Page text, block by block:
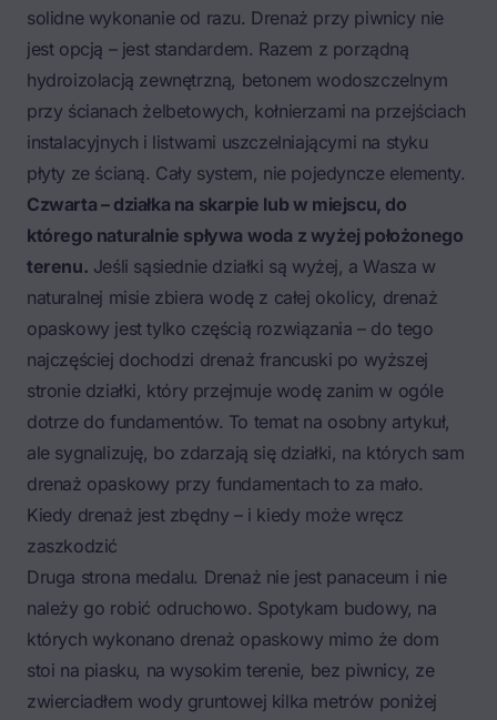
solidne wykonanie od razu. Drenaż przy piwnicy nie
jest opcją – jest standardem. Razem z porządną
hydroizolacją zewnętrzną, betonem wodoszczelnym
przy ścianach żelbetowych, kołnierzami na przejściach
instalacyjnych i listwami uszczelniającymi na styku
płyty ze ścianą. Cały system, nie pojedyncze elementy.
Czwarta – działka na skarpie lub w miejscu, do
którego naturalnie spływa woda z wyżej położonego
terenu. Jeśli sąsiednie działki są wyżej, a Wasza w
naturalnej misie zbiera wodę z całej okolicy, drenaż
opaskowy jest tylko częścią rozwiązania – do tego
najczęściej dochodzi drenaż francuski po wyższej
stronie działki, który przejmuje wodę zanim w ogóle
dotrze do fundamentów. To temat na osobny artykuł,
ale sygnalizuję, bo zdarzają się działki, na których sam
drenaż opaskowy przy fundamentach to za mało.
Kiedy drenaż jest zbędny – i kiedy może wręcz
zaszkodzić
Druga strona medalu. Drenaż nie jest panaceum i nie
należy go robić odruchowo. Spotykam budowy, na
których wykonano drenaż opaskowy mimo że dom
stoi na piasku, na wysokim terenie, bez piwnicy, ze
zwierciadłem wody gruntowej kilka metrów poniżej